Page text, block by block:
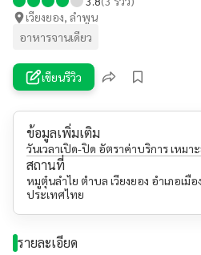
เวียงยอง, ลำพูน
อาหารจานเดียว
เขียนรีวิว
ข้อมูลเพิ่มเติม
วันเวลาเปิด-ปิด อัตราค่าบริการ เหม
สถานที่
หมูตุ๋นลำไย ตำบล เวียงยอง อำเภอเมื
ประเทศไทย
รายละเอียด